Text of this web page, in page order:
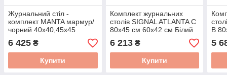
Журнальний стіл -
комплект MANTA мармур/
чорний 40х40,45х45
(Signal)
6 425 ₴
Купити
Комплект журнальних
столів SIGNAL ATLANTA C
80х45 см 60х42 см Білий
мармур/Чорний мат
6 213₴
Купити
B
5